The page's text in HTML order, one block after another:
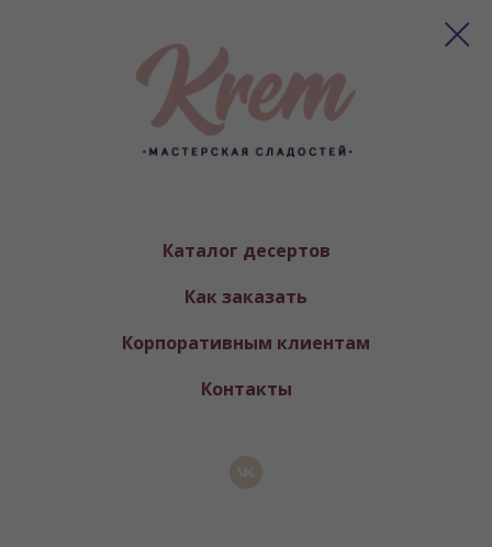
Каталог десертов
Как заказать
Корпоративным клиентам
Контакты